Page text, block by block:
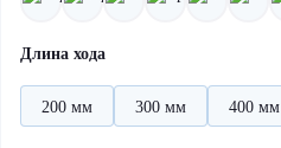
Длина хода
200 мм 300 мм 400 мм